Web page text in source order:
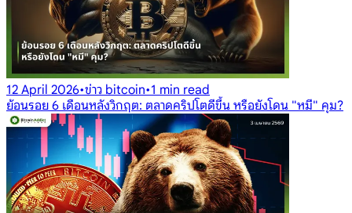
12 April 2026•ข่าว bitcoin•1 min read
ย้อนรอย 6 เดือนหลังวิกฤต: ตลาดคริปโตดีขึ้น หรือยังโดน "หมี" คุม?